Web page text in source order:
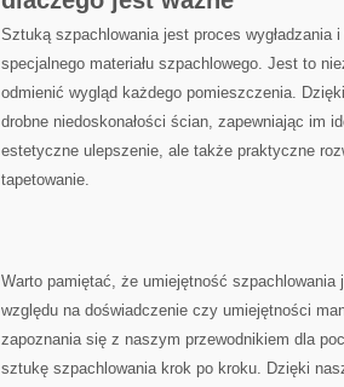
Sztuką szpachlowania jest proces wygładzania
specjalnego‌ materiału szpachlowego. Jest to‌
odmienić wygląd każdego pomieszczenia.
drobne niedoskonałości ścian, zapewniając im
estetyczne ⁤ulepszenie, ale także praktyczne
tapetowanie.
Warto ​pamiętać, że umiejętność szpachlowania
względu na doświadczenie czy umiejętności
zapoznania się z naszym przewodnikiem dla
sztukę szpachlowania krok po kroku. Dzięki